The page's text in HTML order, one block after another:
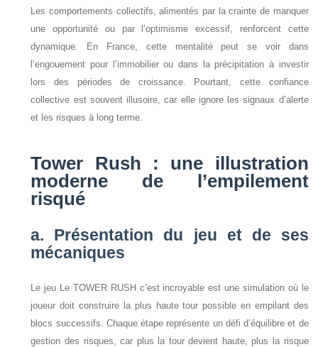
Les comportements collectifs, alimentés par la crainte de manquer
une opportunité ou par l’optimisme excessif, renforcent cette
dynamique. En France, cette mentalité peut se voir dans
l’engouement pour l’immobilier ou dans la précipitation à investir
lors des périodes de croissance. Pourtant, cette confiance
collective est souvent illusoire, car elle ignore les signaux d’alerte
et les risques à long terme.
Tower Rush : une illustration
moderne de l’empilement
risqué
a. Présentation du jeu et de ses
mécaniques
Le jeu Le TOWER RUSH c’est incroyable est une simulation où le
joueur doit construire la plus haute tour possible en empilant des
blocs successifs. Chaque étape représente un défi d’équilibre et de
gestion des risques, car plus la tour devient haute, plus la risque